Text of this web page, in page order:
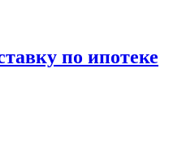
по ипотеке